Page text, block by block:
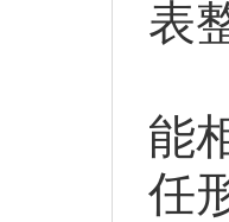
表
能
任